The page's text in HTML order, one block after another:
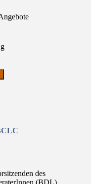
des
(BDL)